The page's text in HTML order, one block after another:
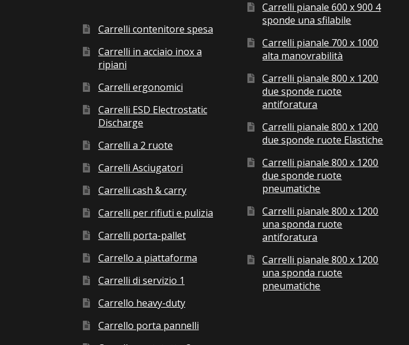
Carrelli contenitore spesa
Carrelli in acciaio inox a
ripiani
Carrelli ergonomici
Carrelli ESD Electrostatic
Discharge
Carrelli a 2 ruote
Carrelli Asciugatori
Carrelli cash & carry
Carrelli per rifiuti e pulizia
Carrelli porta-pallet
Carrello a piattaforma
Carrelli di servizio 1
Carrello heavy-duty
Carrello porta pannelli
Carrelli pianale 600 x 900 4
sponde una sfilabile
Carrelli pianale 700 x 1000
alta manovrabilità
Carrelli pianale 800 x 1200
due sponde ruote
antiforatura
Carrelli pianale 800 x 1200
due sponde ruote Elastiche
Carrelli pianale 800 x 1200
due sponde ruote
pneumatiche
Carrelli pianale 800 x 1200
una sponda ruote
antiforatura
Carrelli pianale 800 x 1200
una sponda ruote
pneumatiche